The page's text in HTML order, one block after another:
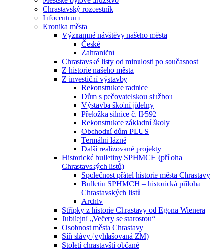
Chrastavský rozcestník
Infocentrum
Kronika města
Významné návštěvy našeho města
České
Zahraniční
Chrastavské listy od minulosti po současnost
Z historie našeho města
Z investiční výstavby
Rekonstrukce radnice
Dům s pečovatelskou službou
Výstavba školní jídelny
Přeložka silnice č. II⁄592
Rekonstrukce základní školy
Obchodní dům PLUS
Termální lázně
Další realizované projekty
Historické bulletiny SPHMCH (příloha
Chrastavských listů)
Společnost přátel historie města Chrastavy
Bulletin SPHMCH – historická příloha
Chrastavských listů
Archiv
Střípky z historie Chrastavy od Egona Wienera
Jubilejní „Večery se starostou“
Osobnost města Chrastavy
Síň slávy (vyhlašovaná ZM)
Století chrastavští občané